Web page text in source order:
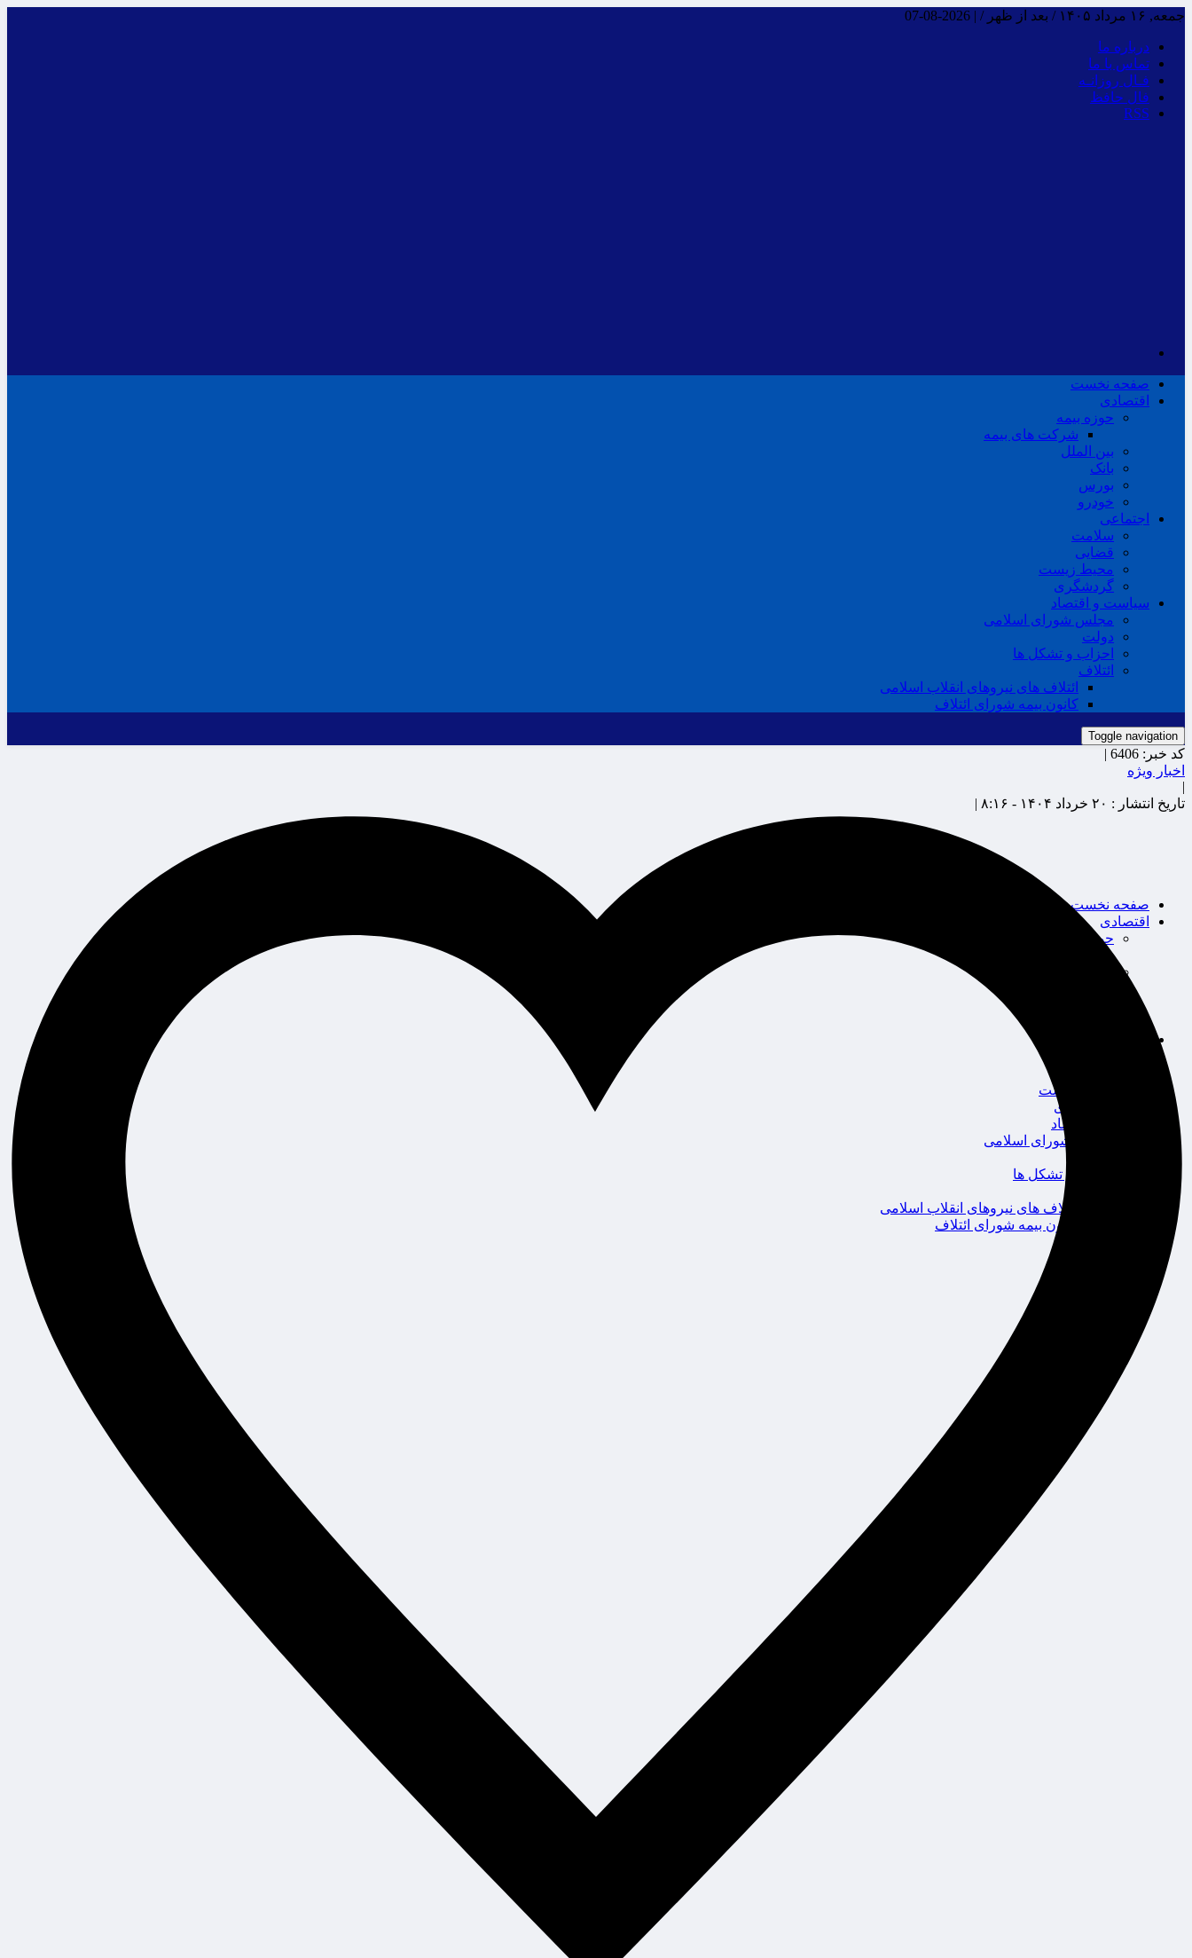
جمعه, ۱۶ مرداد ۱۴۰۵ / بعد از ظهر / |
2026-08-07
درباره ما
تماس با ما
فـال روزانـه
فال حافظ
RSS
صفحه نخست
اقتصادی
حوزه بیمه
شرکت های بیمه
بین الملل
بانک
بورس
خودرو
اجتماعی
سلامت
قضایی
محیط زیست
گردشگری
سیاست و اقتصاد
مجلس شورای اسلامی
دولت
احزاب و تشکل ها
ائتلاف
ائتلاف های نیروهای انقلاب اسلامی
کانون بیمه شورای ائتلاف
Toggle navigation
صفحه نخست
اقتصادی
حوزه بیمه
محیط زیست
گردشگری
سیاست و اقتصاد
مجلس شورای اسلامی
احزاب و تشکل ها
ائتلاف های نیروهای انقلاب اسلامی
کانون بیمه شورای ائتلاف
کد خبر: 6406 |
اخبار ویژه
|
تاریخ انتشار : ۲۰ خرداد ۱۴۰۴ - ۸:۱۶ |